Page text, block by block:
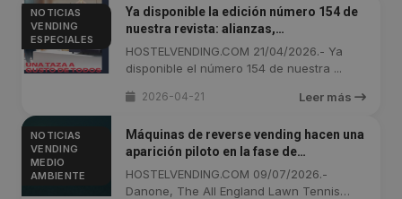
NOTICIAS
VENDING
ESPECIALES
Ya disponible la edición número 154 de
nuestra revista: alianzas,
automatización, nuevos modelos, SDDR
y mucho más
HOSTELVENDING.COM 21/04/2026.- Ya
disponible el número 154 de nuestra ...
2026-04-21 Leer más
NOTICIAS
VENDING
MEDIO
AMBIENTE
Máquinas de reverse vending hacen una
aparición piloto en la fase de
clasificación del torneo de Wimbledon
HOSTELVENDING.COM 09/07/2026.-
Danone, The All England Lawn Tennis